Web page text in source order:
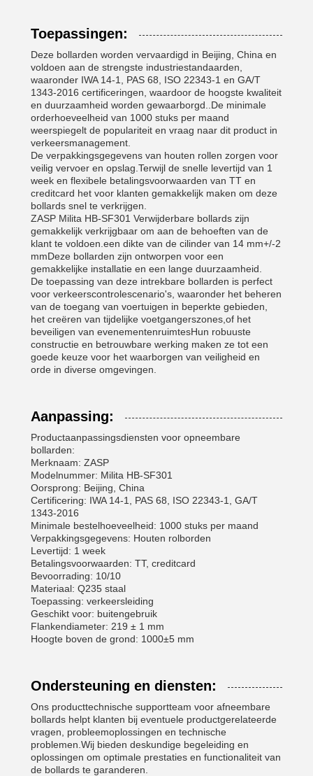
Toepassingen:
Deze bollarden worden vervaardigd in Beijing, China en
voldoen aan de strengste industriestandaarden,
waaronder IWA 14-1, PAS 68, ISO 22343-1 en GA/T
1343-2016 certificeringen, waardoor de hoogste kwaliteit
en duurzaamheid worden gewaarborgd..De minimale
orderhoeveelheid van 1000 stuks per maand
weerspiegelt de populariteit en vraag naar dit product in
verkeersmanagement.
De verpakkingsgegevens van houten rollen zorgen voor
veilig vervoer en opslag.Terwijl de snelle levertijd van 1
week en flexibele betalingsvoorwaarden van TT en
creditcard het voor klanten gemakkelijk maken om deze
bollards snel te verkrijgen.
ZASP Milita HB-SF301 Verwijderbare bollards zijn
gemakkelijk verkrijgbaar om aan de behoeften van de
klant te voldoen.een dikte van de cilinder van 14 mm+/-2
mmDeze bollarden zijn ontworpen voor een
gemakkelijke installatie en een lange duurzaamheid.
De toepassing van deze intrekbare bollarden is perfect
voor verkeerscontrolescenario's, waaronder het beheren
van de toegang van voertuigen in beperkte gebieden,
het creëren van tijdelijke voetgangerszones,of het
beveiligen van evenementenruimtesHun robuuste
constructie en betrouwbare werking maken ze tot een
goede keuze voor het waarborgen van veiligheid en
orde in diverse omgevingen.
Aanpassing:
Productaanpassingsdiensten voor opneembare
bollarden:
Merknaam: ZASP
Modelnummer: Milita HB-SF301
Oorsprong: Beijing, China
Certificering: IWA 14-1, PAS 68, ISO 22343-1, GA/T
1343-2016
Minimale bestelhoeveelheid: 1000 stuks per maand
Verpakkingsgegevens: Houten rolborden
Levertijd: 1 week
Betalingsvoorwaarden: TT, creditcard
Bevoorrading: 10/10
Materiaal: Q235 staal
Toepassing: verkeersleiding
Geschikt voor: buitengebruik
Flankendiameter: 219 ± 1 mm
Hoogte boven de grond: 1000±5 mm
Ondersteuning en diensten:
Ons producttechnische supportteam voor afneembare
bollards helpt klanten bij eventuele productgerelateerde
vragen, probleemoplossingen en technische
problemen.Wij bieden deskundige begeleiding en
oplossingen om optimale prestaties en functionaliteit van
de bollards te garanderen.